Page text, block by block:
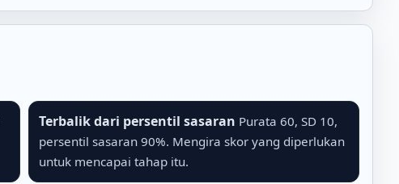
Terbalik dari persentil sasaran Purata 60, SD 10,
persentil sasaran 90%. Mengira skor yang diperlukan
untuk mencapai tahap itu.